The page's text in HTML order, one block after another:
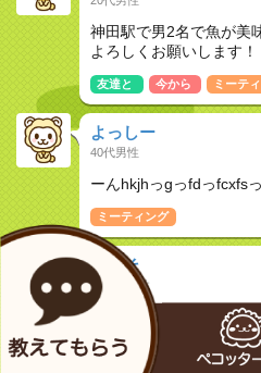
神田駅で男2名で魚が美
よろしくお願いします！
友達と 今から ミーテ
よっしー
40代男性
ーんhkjhっgっfdっfcxfs
ミーティング
きゃそ
非公開女性
岩本町か秋葉原近辺で
か？
ミーティング